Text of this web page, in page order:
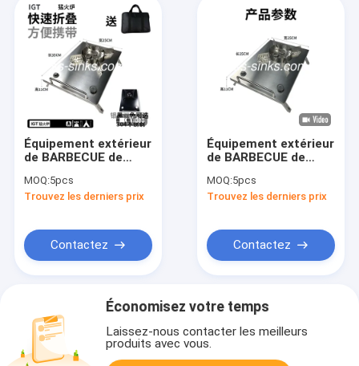
Équipement extérieur
de BARBECUE de
rechargeable de gaz
pour faire cuire
MOQ:5pcs
Trouvez les derniers prix
Contactez
Équipement extérieur
de BARBECUE de
portative de petite
taille pour l'OEM
MOQ:5pcs
Trouvez les derniers prix
Contactez
Économisez votre temps
Laissez-nous contacter les meilleurs
produits avec vous.